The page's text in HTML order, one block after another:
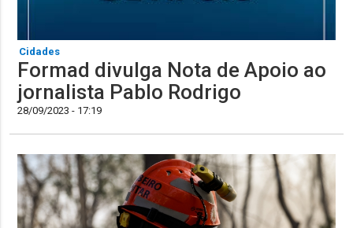
Cidades
Formad divulga Nota de Apoio ao
jornalista Pablo Rodrigo
28/09/2023 - 17:19